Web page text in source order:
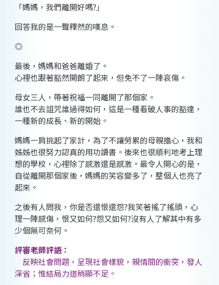
「媽媽，我們離開好嗎?」
回答我的是一聲釋然的嘆息。
◎
最後，媽媽和爸爸離婚了。
心裡也跟著豁然開朗了起來，但免不了一陣哀傷。
母女三人，帶著祝福一同離開了那個家。
誰也不去詛咒誰過得如何，這是一種看破人事的豁達，
一種新的成長、新的開始。
媽媽一肩挑起了家計，為了不讓勞累的母親擔心，我和
姊姊也很努力認真的用功讀書。後來也很順利地考上理
想的學校，心裡除了感激還是感激。最令人開心的是，
自從離開那個家後，媽媽的笑容變多了，整個人也亮了
起來。
之後有人問我，你是否還恨還怨?我笑著搖了搖頭，心
理一陣感傷，恨又如何?怨又如何?沒有人了解其中有多
少個無可奈何。
評審老師評語：
反映社會問題，呈現社會樣貌，親情間的衝突，發人
深省；惟結局力道稍顯不足。